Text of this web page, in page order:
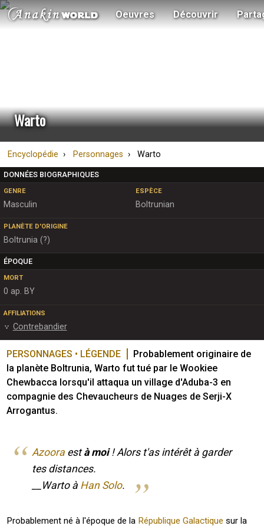
Oeuvres Découvrir
Warto
Encyclopédie Personnages Warto
DONNÉES BIOGRAPHIQUES
GENRE
Masculin
ESPÈCE
Boltrunian
PLANÈTE D'ORIGINE
Boltrunia (?)
ÉPOQUE
MORT
0 ap. BY
AFFILIATIONS
Contrebandier
PERSONNAGES • LÉGENDE
Probablement originaire de
la planète Boltrunia, Warto fut tué par le Wookiee
Chewbacca lorsqu'il attaqua un village d'Aduba-3 en
compagnie des Chevaucheurs de Nuages de Serji-X
Arrogantus.
Azooraestà moi! Alors t'as intérêt à garder
tes distances.
__Warto à Han Solo.
Probablement né à l'époque de la République Galactique sur la